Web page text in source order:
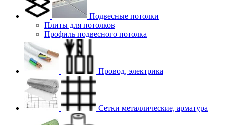
Подвесные потолки
Плиты для потолков
Профиль подвесного потолка
Провод, электрика
Сетки металлические, арматура